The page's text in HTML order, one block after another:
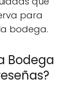
para
bodega.
Bodega